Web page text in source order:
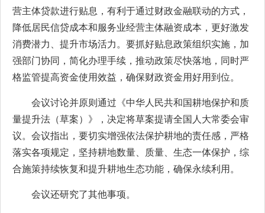
营主体贷款进行贴息，有利于通过财政金融联动的方式，
降低居民信贷成本和服务业经营主体融资成本，更好激发
消费潜力、提升市场活力。要抓好贴息政策组织实施，加
强部门协同，简化办理手续，推动政策尽快落地，同时严
格监管提高资金使用效益，确保财政资金用好用到位。
会议讨论并原则通过《中华人民共和国耕地保护和质
量提升法（草案）》，决定将草案提请全国人大常委会审
议。会议指出，要切实增强依法保护耕地的责任感，严格
落实各项规定，坚持耕地数量、质量、生态一体保护，综
合施策持续恢复和提升耕地生态功能，确保永续利用。
会议还研究了其他事项。